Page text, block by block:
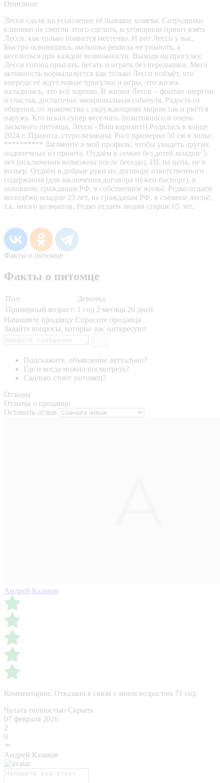
Описание
Лесси сдали на усыпление её бывшие хозяева. Сотрудники
клиники не смогли этого сделать, и уговорили приют взять
Лесси, как только появится местечко. И вот Лесси у нас.
Быстро освоившись, малышка решила не унывать, а
веселиться при каждой возможности. Выходя на прогулку,
Лесси готова прыгать, бегать и играть без передышки. Мега
активность нормализуется как только Лесси поймëт, что
впереди её ждут новые прогулки и игры, что жизнь
наладилась, что всё хорошо. В жизни Лесси – фонтан энергии
и счастья, достаточно эмоциональная собачуля. Радость от
общения, от знакомства с окружающими миром так и рвëтся
наружу. Кто искал супер весёлого, позитивного и очень
ласкового питомца, Лесси - Ваш вариант!) Родилась в конце
2024 г. Привита, стерилизована. Рост примерно 50 см в холке.
********** Загляните в мой профиль, чтобы увидеть других
подопечных из приюта. Отдаём в семью без детей младше 5
лет (исключения возможны после беседы). НЕ на цепь, не в
вольер. Отдаëм в добрые руки по договору ответственного
содержания (для заключения договора нужен паспорт), в
основном, гражданам РФ, в собственное жильё. Редко отдаём
молодёжи младше 23 лет, не гражданам РФ, в съёмное жильё,
т.к. много возвратов. Редко отдаём людям старше 65 лет.
Факты о питомце
Факты о питомце
Пол:
Девочка
Примерный возраст: 1 год 2 месяца 20 дней
Напишите продавцу Спросите продавца
Задайте вопросы, которые вас интересуют
Подскажите, объявление актуально?
Где и когда можно посмотреть?
Сколько стоит питомец?
Отзывы
Отзывы о продавце
Оставить отзыв
Андрей Казаков
Комментарии: Отказано в связи с моим возрастом 71 год
Читать полностью Скрыть
07 февраля 2026
2
0
Андрей Казаков